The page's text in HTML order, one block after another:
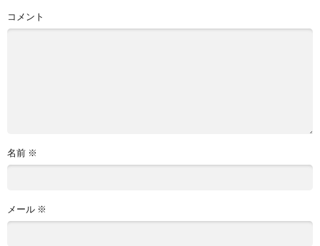
コメント
名前 ※
メール ※